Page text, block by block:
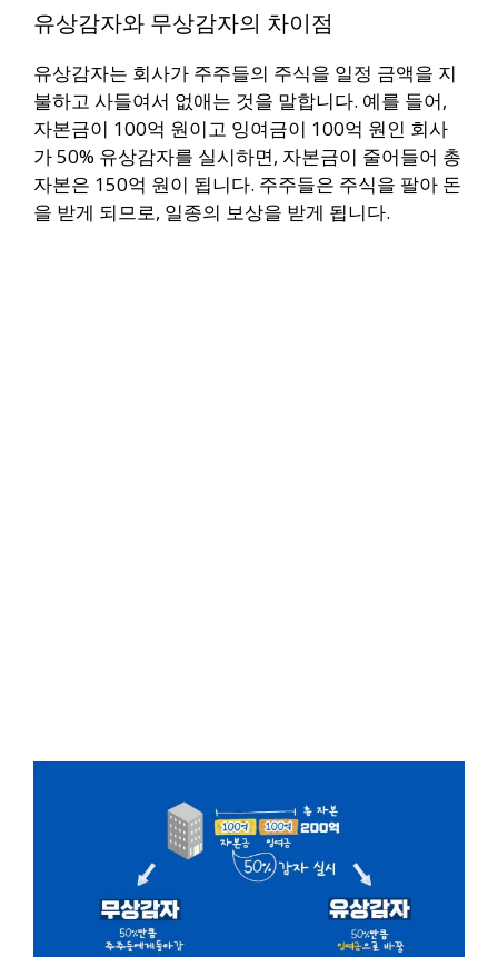
유상감자와 무상감자의 차이점
유상감자는 회사가 주주들의 주식을 일정 금액을 지
불하고 사들여서 없애는 것을 말합니다. 예를 들어,
자본금이 100억 원이고 잉여금이 100억 원인 회사
가 50% 유상감자를 실시하면, 자본금이 줄어들어 총
자본은 150억 원이 됩니다. 주주들은 주식을 팔아 돈
을 받게 되므로, 일종의 보상을 받게 됩니다.